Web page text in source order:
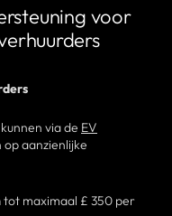
voor
via de EV
aanzienlijke
tot maximaal £ 350 per